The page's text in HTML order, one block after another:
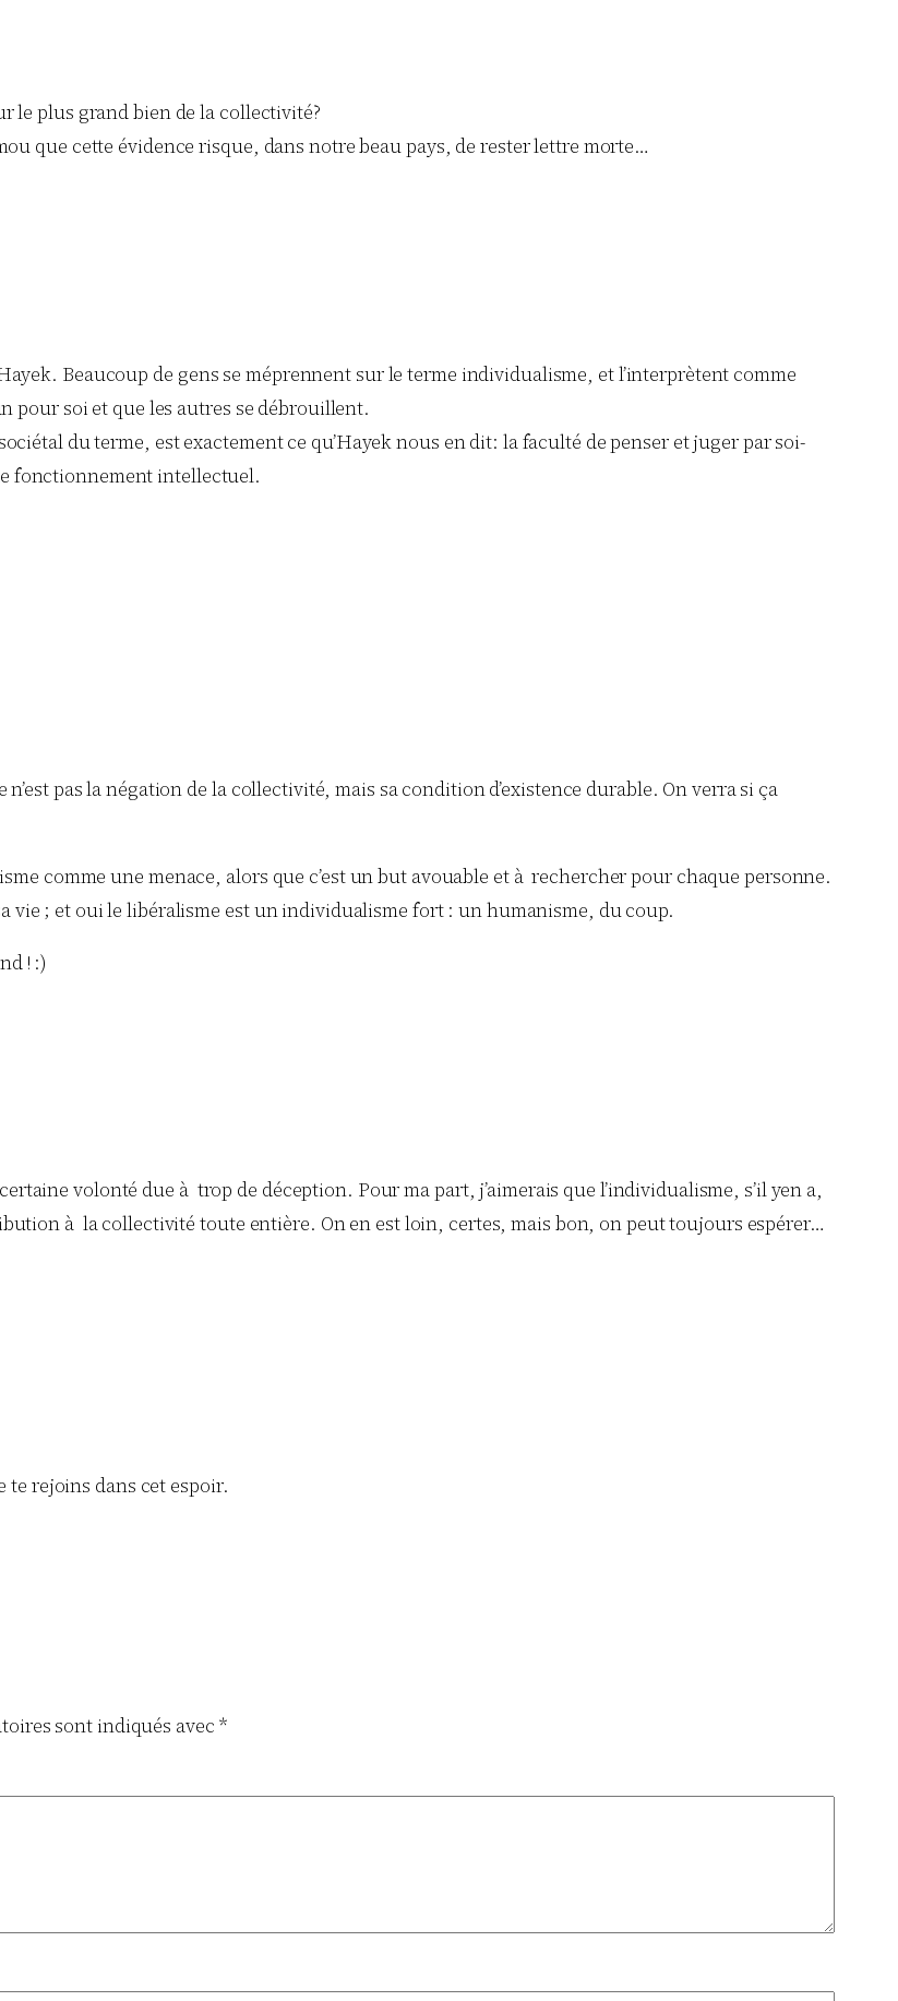
le plus grand bien de la collectivité?
que cette évidence risque, dans notre beau pays, de rester lettre morte…
Beaucoup de gens se méprennent sur le terme individualisme, et l’interprètent comme
pour soi et que les autres se débrouillent.
du terme, est exactement ce qu’Hayek nous en dit: la faculté de penser et juger par soi-
fonctionnement intellectuel.
pas la négation de la collectivité, mais sa condition d’existence durable. On verra si ça
comme une menace, alors que c’est un but avouable et à rechercher pour chaque personne.
vie ; et oui le libéralisme est un individualisme fort : un humanisme, du coup.
! :)
volonté due à trop de déception. Pour ma part, j’aimerais que l’individualisme, s’il yen a,
à la collectivité toute entière. On en est loin, certes, mais bon, on peut toujours espérer…
te rejoins dans cet espoir.
sont indiqués avec *